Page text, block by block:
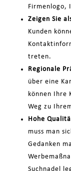
Firmenlogo,
Zeigen Sie
Kunden
treten.
Regionale
über eine
können Ihre
Weg zu
Hohe
muss man
Gedanken
Suchnadel